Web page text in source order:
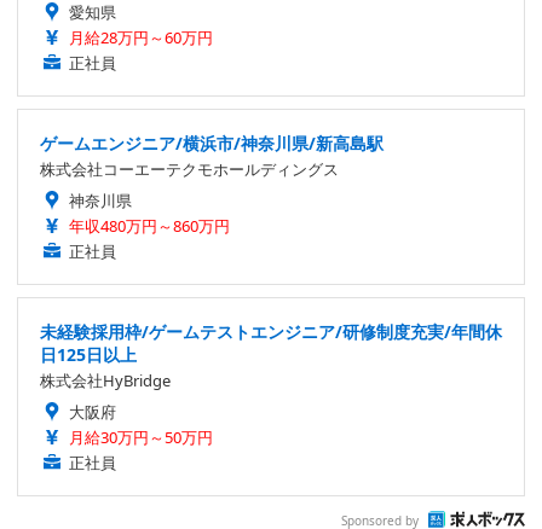
愛知県
月給28万円～60万円
正社員
ゲームエンジニア/横浜市/神奈川県/新高島駅
株式会社コーエーテクモホールディングス
神奈川県
年収480万円～860万円
正社員
未経験採用枠/ゲームテストエンジニア/研修制度充実/年間休
日125日以上
株式会社HyBridge
大阪府
月給30万円～50万円
正社員
Sponsored by